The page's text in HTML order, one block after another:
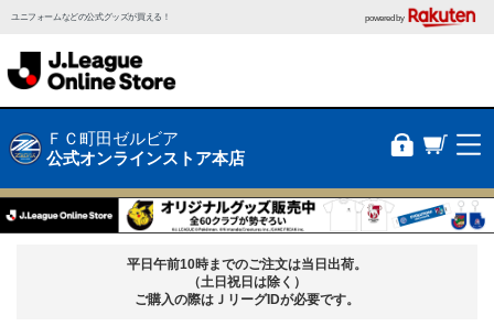
ユニフォームなどの公式グッズが買える！ powered by
ＦＣ町田ゼルビア
公式オンラインストア本店
平日午前10時までのご注文は当日出荷。
（土日祝日は除く）
ご購入の際はＪリーグIDが必要です。